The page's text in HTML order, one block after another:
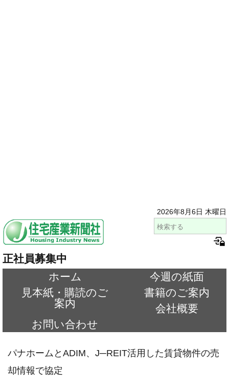
2026年8月6日 木曜日
正社員募集中
ホーム
今週の紙面
見本紙・購読のご
案内
書籍のご案内
会社概要
お問い合わせ
パナホームとADIM、J─REIT活用した賃貸物件の売
却情報で協定